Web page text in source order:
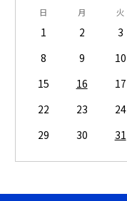
日 月 火
1 2 3
8
9 10
15
16 17
22
23 24
29
30 31